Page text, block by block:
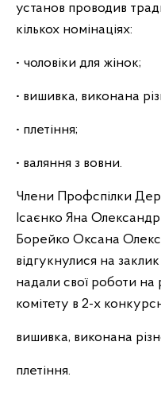
установ проводив
кількох номінаціях:
• чоловіки для жінок;
• вишивка, виконана
• плетіння;
• валяння з вовни.
Члени Профспілки
Ісаєнко Яна
Борейко Оксана
відгукнулися на
надали свої роботи на
комітету в 2-х
вишивка, виконана
плетіння.